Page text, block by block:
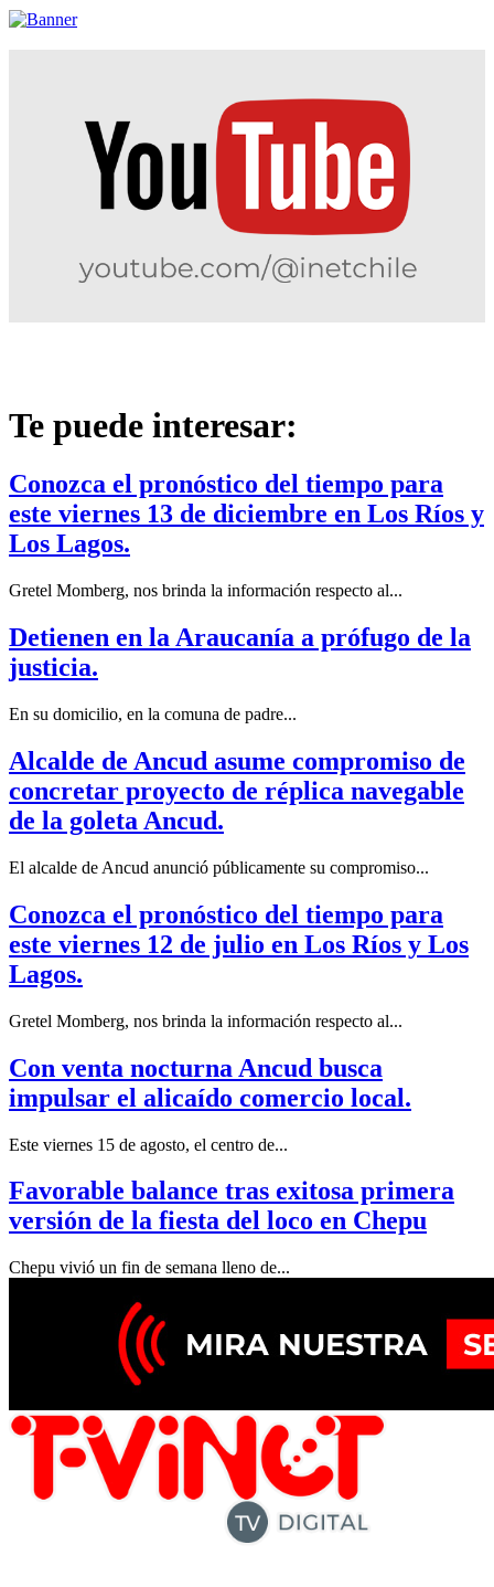
Te puede interesar:
Conozca el pronóstico del tiempo para
este viernes 13 de diciembre en Los Ríos y
Los Lagos.
Gretel Momberg, nos brinda la información respecto al...
Detienen en la Araucanía a prófugo de la
justicia.
En su domicilio, en la comuna de padre...
Alcalde de Ancud asume compromiso de
concretar proyecto de réplica navegable
de la goleta Ancud.
El alcalde de Ancud anunció públicamente su compromiso...
Conozca el pronóstico del tiempo para
este viernes 12 de julio en Los Ríos y Los
Lagos.
Gretel Momberg, nos brinda la información respecto al...
Con venta nocturna Ancud busca
impulsar el alicaído comercio local.
Este viernes 15 de agosto, el centro de...
Favorable balance tras exitosa primera
versión de la fiesta del loco en Chepu
Chepu vivió un fin de semana lleno de...